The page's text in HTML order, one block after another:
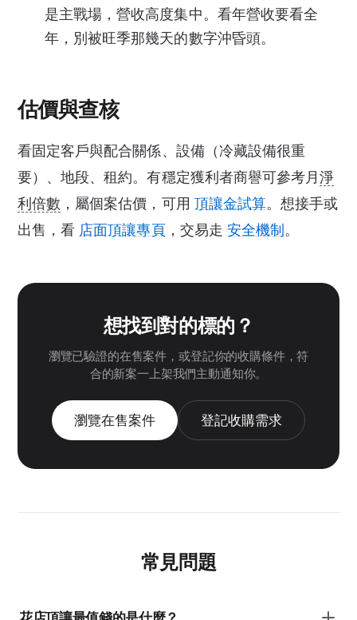
是主戰場，營收高度集中。看年營收要看全
年，別被旺季那幾天的數字沖昏頭。
估價與查核
看固定客戶與配合關係、設備（冷藏設備很重
要）、地段、租約。有穩定獲利者商譽可參考月淨
利倍數 ，屬個案估價，可用 頂讓金試算。想接手或
出售，看 店面頂讓專頁，交易走 安全機制 。
想找到對的標的？
瀏覽已驗證的在售案件，或登記你的收購條件，符
合的新案一上架我們主動通知你。
瀏覽在售案件 登記收購需求
常見問題